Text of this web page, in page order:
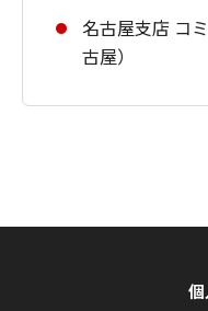
名古屋支店 コ
古屋）